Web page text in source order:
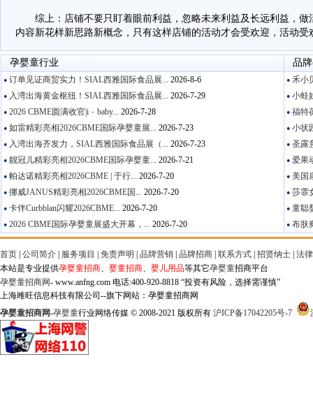
综上：店铺不要只盯着眼前利益，忽略未来利益及长远利益，做
内容新花样新思路新概念，只有这样店铺的活动才会受欢迎，活动受
孕婴童行业 品牌
●订单见证商贸实力！SIAL西雅国际食品展... 2026-8-6
●入湾出海黄金枢纽！SIAL西雅国际食品展... 2026-7-29
●2026 CBME圆满收官|i﹣baby... 2026-7-28
●如雷精彩亮相2026CBME国际孕婴童展... 2026-7-23
●入湾出海齐发力，SIAL西雅国际食品展（... 2026-7-23
●靓冠儿精彩亮相2026CBME国际孕婴童... 2026-7-21
●帕达诺精彩亮相2026CBME | 于行... 2026-7-20
●挪威JANUS精彩亮相2026CBME国... 2026-7-20
●卡伴Curbblan闪耀2026CBME... 2026-7-20
●2026 CBME国际孕婴童展盛大开幕，... 2026-7-20
●禾小
●小蛙
●福特
●小状
●圣露
●爱果
●美国
●莎霏
●童聪
●布肤
首页 公司简介 服务项目 免责声明 品牌营销 品牌招商 联系方式 招贤纳士 法
本站是专业提供孕婴童招商、 婴童招商、 婴儿用品等其它孕婴童招商平台
孕婴童招商网- www.anfng.com 电话:400-920-8818 “投资有风险，选择需谨慎”
上海雎旺信息科技有限公司--旗下网站：孕婴童招商网
孕婴童招商网-孕婴童行业网络传媒 © 2008-2021 版权所有 沪ICP备17042205号-7